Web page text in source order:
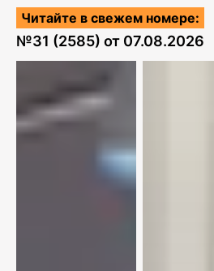
Читайте в свежем номере:
№31 (2585) от 07.08.2026